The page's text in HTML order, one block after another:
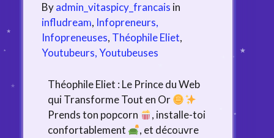
Byadmin_vitaspicy_francais in
infludream, Infopreneurs,
Infopreneuses, Théophile Eliet,
Youtubeurs, Youtubeuses
Théophile Eliet : Le Prince du Web
qui Transforme Tout en Or
Prends ton popcorn
, installe-toi
confortablement
, et découvre